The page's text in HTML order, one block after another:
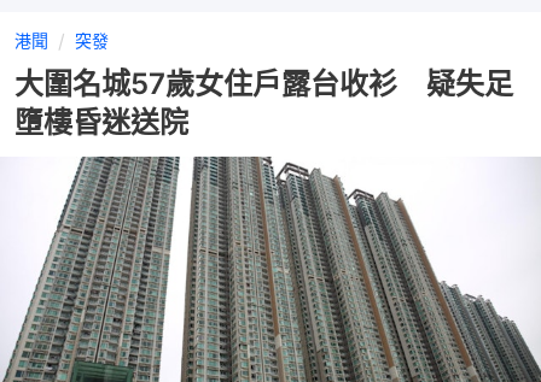
港聞 突發
大圍名城57歲女住戶露台收衫 疑失足
墮樓昏迷送院